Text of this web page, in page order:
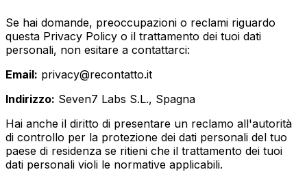
Se hai domande, preoccupazioni o reclami riguardo
questa Privacy Policy o il trattamento dei tuoi dati
personali, non esitare a contattarci:
Email: privacy@recontatto.it
Indirizzo: Seven7 Labs S.L., Spagna
Hai anche il diritto di presentare un reclamo all'autorità
di controllo per la protezione dei dati personali del tuo
paese di residenza se ritieni che il trattamento dei tuoi
dati personali violi le normative applicabili.